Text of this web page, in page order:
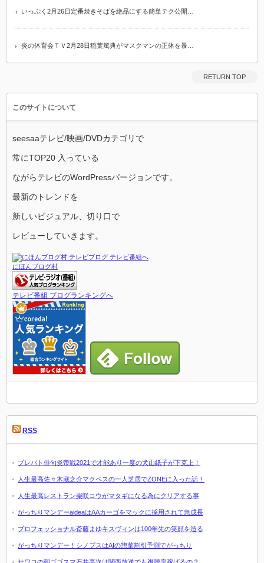
いっぷく2月26日定番焼きそばを絶品にする簡単テク公開…
炎の体育会ＴＶ2月28日稲葉篤典がマスクマンの正体を暴…
RETURN TOP
このサイトについて
seesaaテレビ/映画/DVDカテゴリで
常にTOP20 入っている
ながらテレビのWordPressバージョンです。
最新のトレンドを
新しいビジュアル、切り口で
レビューしていきます。
にほんブログ村
テレビ番組 ブログランキングへ
RSS
プレバト俳句炎帝戦2021で才能あり一度の犬山紙子が下克上！
人生最高佐々木蔵之介マクベスの一人芝居でZONEに入った話！
人生最高レストラン柴咲コウがマタギになる為にクリアする事
がっちりマンデーaideaはAAカーゴをマックに採用されて急成長
プロフェッショナル斎藤まゆキスヴィンは100年先の笑顔を造る
がっちりマンデー！シノプスはAIの惣菜割引予測でがっちり